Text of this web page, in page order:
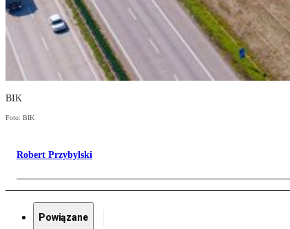
BIK
Foto: BIK
Robert Przybylski
Powiązane